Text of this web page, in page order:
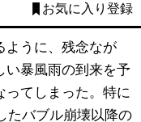
お気に入り登録
うに、残念なが
い暴風雨の到来を予
ってしまった。特に
たバブル崩壊以降の